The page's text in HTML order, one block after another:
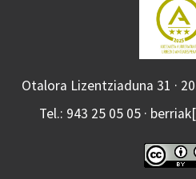
Otalora Lizentziaduna 31 ·
Tel.: 943 25 05 05 ·